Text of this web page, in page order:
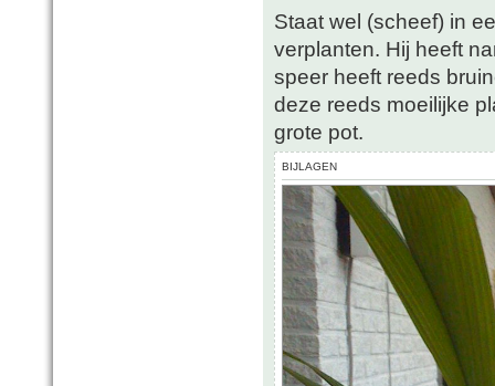
Staat wel (scheef) in
verplanten. Hij heeft
speer heeft reeds
deze reeds moeilijke
grote pot.
BIJLAGEN